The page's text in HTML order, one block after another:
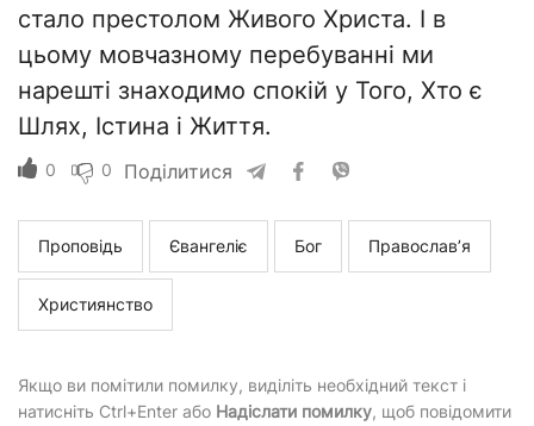
стало престолом Живого Христа. І в
цьому мовчазному перебуванні ми
нарешті знаходимо спокій у Того, Хто є
Шлях, Істина і Життя.
0 0 Поділитися
Проповідь Євангеліє Бог Православ’я
Християнство
Якщо ви помітили помилку, виділіть необхідний текст і
натисніть Ctrl+Enter або Надіслати помилку, щоб повідомити